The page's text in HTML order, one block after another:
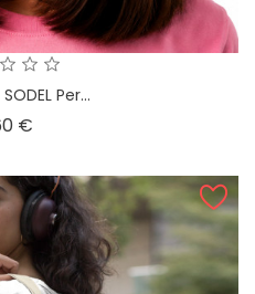
Per...
€